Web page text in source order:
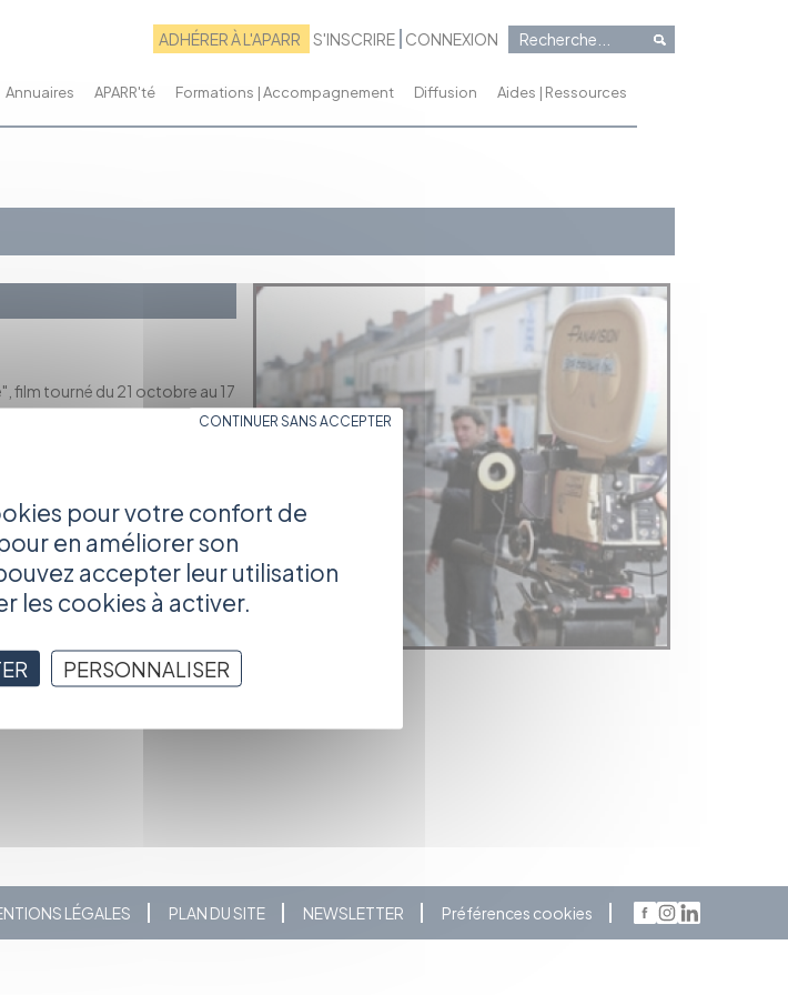
ADHÉRER À L'APARR S'INSCRIRE CONNEXION
Annuaires APARR'té Formations | Accompagnement Diffusion Aides | Ressources
film tourné du 21 octobre au 17
Il habite au sous-sol de la
secret : sa mère s'est
en quête d'une victime sur
son rituel meurtrier va être
de Bourgogne à hauteur de
LÉGALES PLAN DU SITE NEWSLETTER Préférences cookies
pour votre confort de
en améliorer son
accepter leur utilisation
les cookies à activer.
CONTINUER SANS ACCEPTER
PERSONNALISER